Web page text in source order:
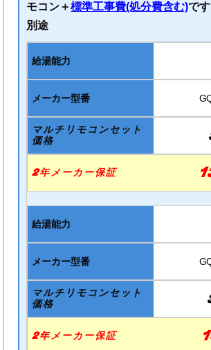
モコン＋標準工事費(処分費含む)で
別途